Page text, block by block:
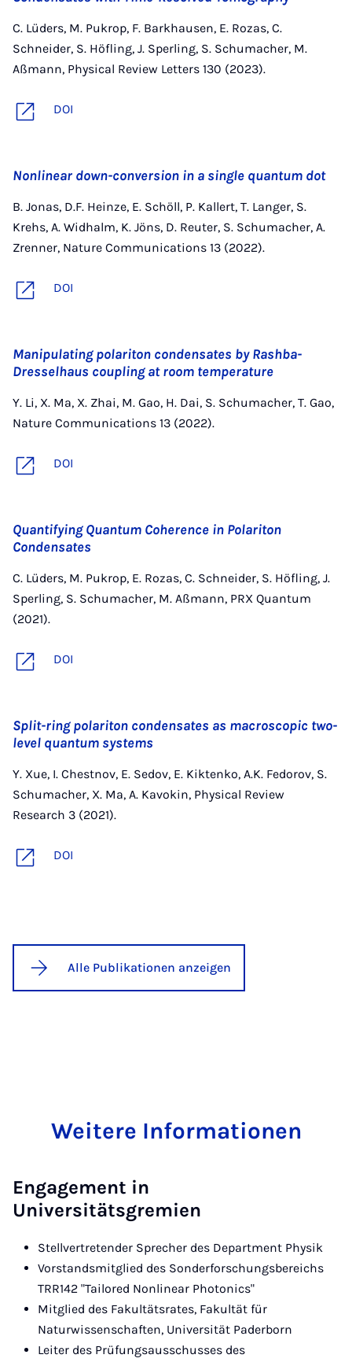
C. Lüders, M. Pukrop, F. Barkhausen, E. Rozas, C.
Schneider, S. Höfling, J. Sperling, S. Schumacher, M.
Aßmann, Physical Review Letters 130 (2023).
DOI
Nonlinear down-conversion in a single quantum dot
B. Jonas, D.F. Heinze, E. Schöll, P. Kallert, T. Langer, S.
Krehs, A. Widhalm, K. Jöns, D. Reuter, S. Schumacher, A.
Zrenner, Nature Communications 13 (2022).
DOI
Manipulating polariton condensates by Rashba-
Dresselhaus coupling at room temperature
Y. Li, X. Ma, X. Zhai, M. Gao, H. Dai, S. Schumacher, T. Gao,
Nature Communications 13 (2022).
DOI
Quantifying Quantum Coherence in Polariton
Condensates
C. Lüders, M. Pukrop, E. Rozas, C. Schneider, S. Höfling, J.
Sperling, S. Schumacher, M. Aßmann, PRX Quantum
(2021).
DOI
Split-ring polariton condensates as macroscopic two-
level quantum systems
Y. Xue, I. Chestnov, E. Sedov, E. Kiktenko, A.K. Fedorov, S.
Schumacher, X. Ma, A. Kavokin, Physical Review
Research 3 (2021).
DOI
Alle Publikationen anzeigen
Weitere Informationen
Engagement in
Universitätsgremien
Stellvertretender Sprecher des Department Physik
Vorstandsmitglied des Sonderforschungsbereichs
TRR142 "Tailored Nonlinear Photonics"
Mitglied des Fakultätsrates, Fakultät für
Naturwissenschaften, Universität Paderborn
Leiter des Prüfungsausschusses des